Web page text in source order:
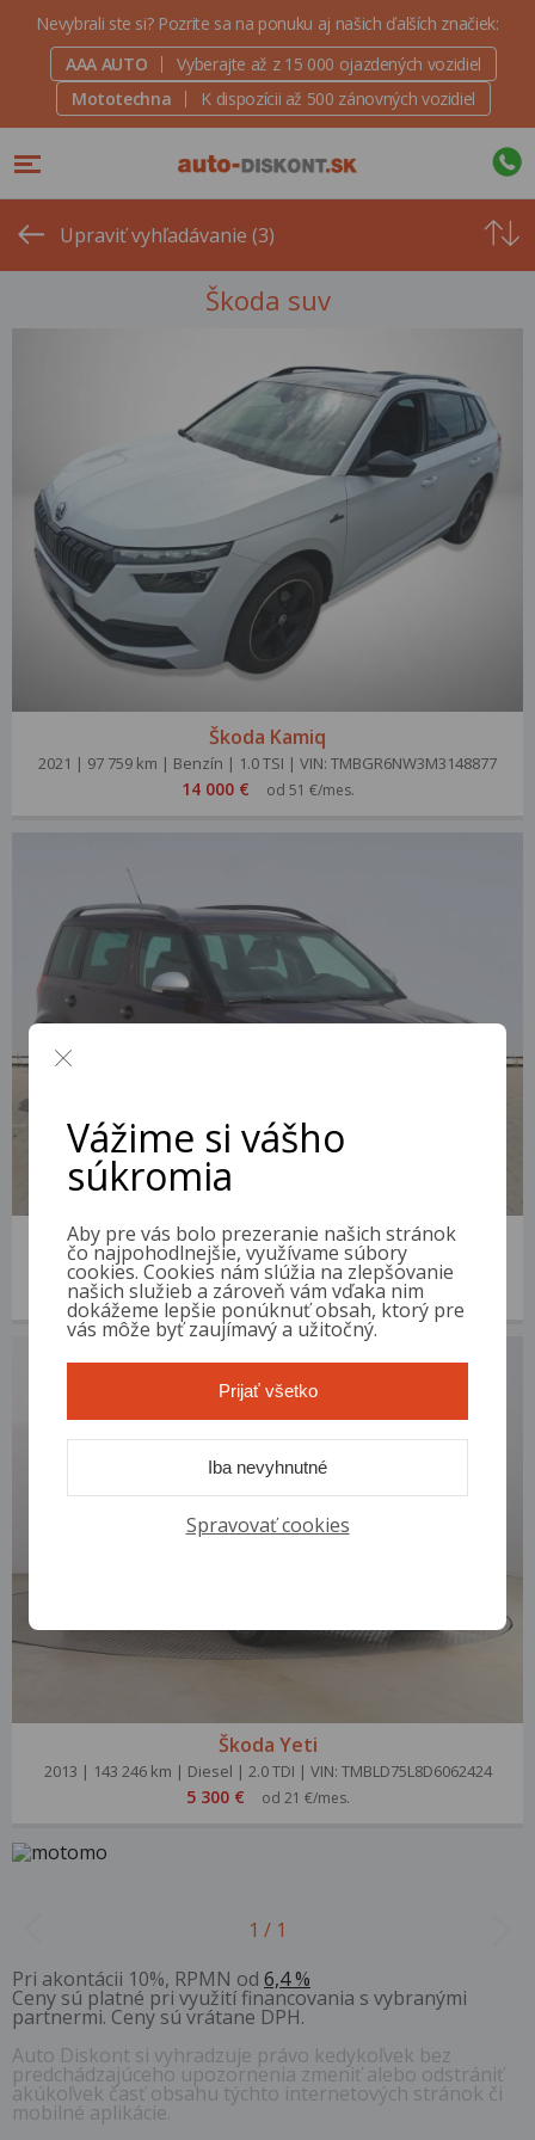
Nevybrali ste si? Pozrite sa na ponuku aj našich ďalších značiek:
AAA AUTO
Vyberajte až z 15 000 ojazdených vozidiel
Mototechna
K dispozícii až 500 zánovných vozidiel
Upraviť vyhľadávanie (3)
ceny
Škoda suv
Škoda Kamiq
2021 | 97 759 km | Benzín | 1.0 TSI | VIN: TMBGR6NW3M3148877
14 000 € od 51 €/mes.
Škoda Yeti
2009 | 223 883 km | Diesel | 2.0 TDI | VIN: TMBLD75L3A6007388
3 300 € od 13 €/mes.
Škoda Yeti
2013 | 143 246 km | Diesel | 2.0 TDI | VIN: TMBLD75L8D6062424
5 300 € od 21 €/mes.
1 / 1
Pri akontácii 10%, RPMN od 6,4 %
Ceny sú platné pri využití financovania s vybranými
partnermi. Ceny sú vrátane DPH.
Auto Diskont si vyhradzuje právo kedykoľvek bez
predchádzajúceho upozornenia zmeniť alebo odstrániť
akúkoľvek časť obsahu týchto internetových stránok či
mobilné aplikácie.
Vážime si vášho
súkromia
Aby pre vás bolo prezeranie našich stránok
čo najpohodlnejšie, využívame súbory
cookies. Cookies nám slúžia na zlepšovanie
našich služieb a zároveň vám vďaka nim
dokážeme lepšie ponúknuť obsah, ktorý pre
vás môže byť zaujímavý a užitočný.
Spravovať cookies
Iba nevyhnutné
Prijať všetko